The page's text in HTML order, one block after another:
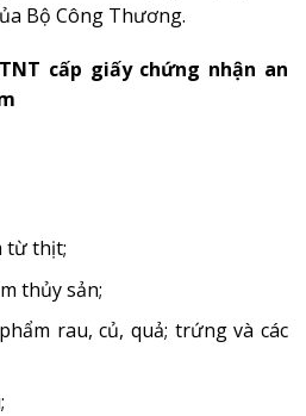
Bộ Công Thương.
cấp giấy chứng nhận an
từ thịt;
thủy sản;
rau, củ, quả; trứng và các